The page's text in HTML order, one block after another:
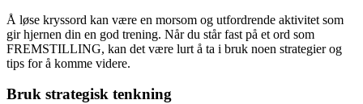
Å løse kryssord kan være en morsom og utfordrende aktivitet som
gir hjernen din en god trening. Når du står fast på et ord som
FREMSTILLING, kan det være lurt å ta i bruk noen strategier og
tips for å komme videre.
Bruk strategisk tenkning